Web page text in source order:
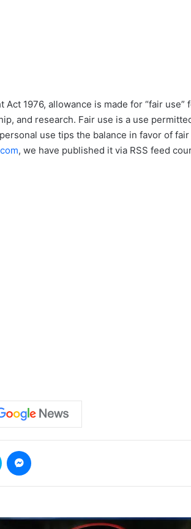
1976, allowance is made for “fair use”
and research. Fair use is a use
use tips the balance in favor of fair
, we have published it via RSS feed